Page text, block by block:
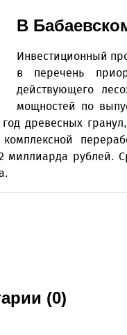
В
Инвестиционный
в перечень
действующего
мощностей по
древесных
комплексной
миллиарда рублей.
(0)